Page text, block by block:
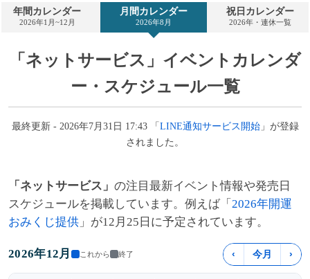
ト
カ
ー
年間カレンダー
2026年1月~12月
月間カレンダー
2026年8月
祝日カレンダー
2026年・連休一覧
「ネットサービス」イベントカレンダ
ー・スケジュール一覧
最終更新 - 2026年7月31日 17:43 「LINE通知サービス開始」が登録
されました。
「ネットサービス」 の注目最新イベント情報や発売日
スケジュールを掲載しています。例えば「 2026年開運
おみくじ提供 」が12月25日に予定されています。
2026年12月 これから 終了 ‹ 今月 ›